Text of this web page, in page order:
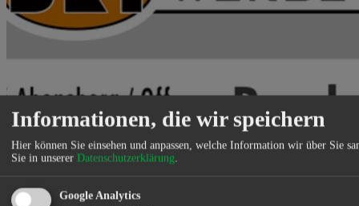
Informationen, die wir speichern
Hier können Sie einsehen und anpassen, welche Information wir über Sie
Sie in unserer Datenschutzerklärung.
Google Analytics